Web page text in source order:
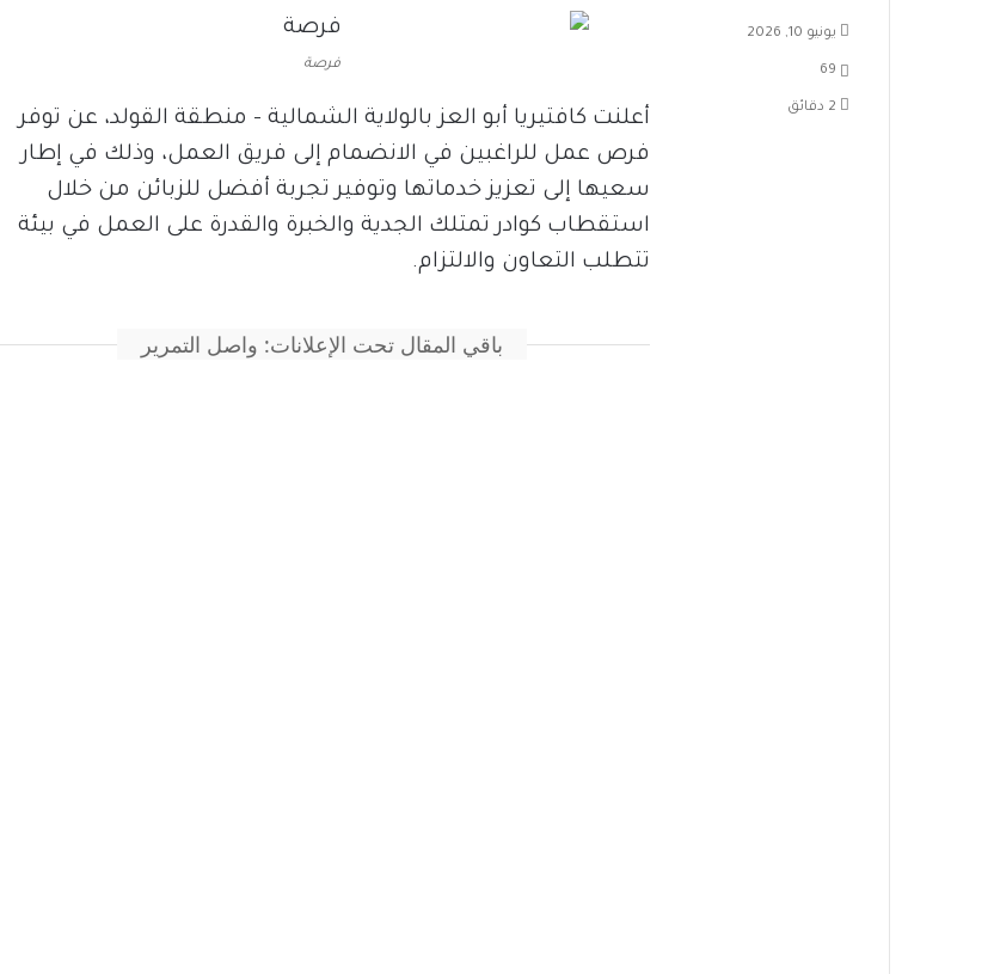
فرصة
أعلنت كافتيريا أبو العز بالولاية الشمالية – منطقة القولد، عن توفر
فرص عمل للراغبين في الانضمام إلى فريق العمل، وذلك في إطار
سعيها إلى تعزيز خدماتها وتوفير تجربة أفضل للزبائن من خلال
استقطاب كوادر تمتلك الجدية والخبرة والقدرة على العمل في بيئة
تتطلب التعاون والالتزام.
باقي المقال تحت الإعلانات: واصل التمرير
يونيو 10, 2026
69